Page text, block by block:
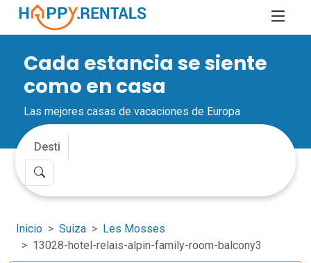
Cada estancia se siente
como en casa
Las mejores casas de vacaciones de Europa
Inicio Suiza
Les Mosses
13028-hotel-relais-alpin-family-room-balcony3